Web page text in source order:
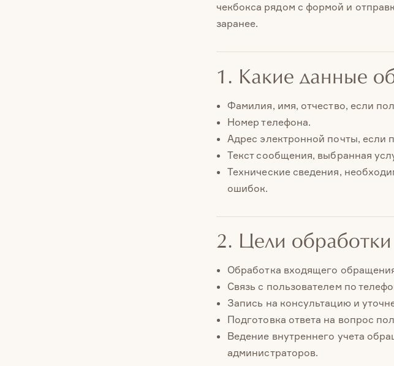
чекбокса рядом с формой и
заранее.
1. Какие данные
Фамилия, имя, отчество, если
Номер телефона.
Адрес электронной почты, если
Текст сообщения, выбранная
Технические сведения,
ошибок.
2. Цели обработки
Обработка входящего
Связь с пользователем по
Запись на консультацию и
Подготовка ответа на вопрос
Ведение внутреннего учета
администраторов.